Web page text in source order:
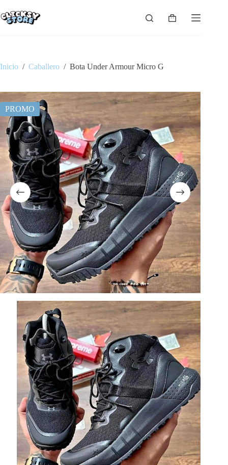
al
contenido
Carro
Inicio / Caballero / Bota Under Armour Micro G
PROMO